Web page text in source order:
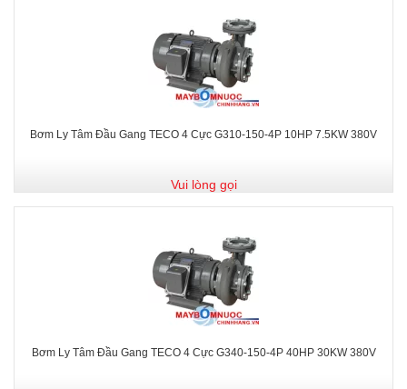
Bơm Ly Tâm Đầu Gang TECO 4 Cực G310-150-4P 10HP 7.5KW 380V
Vui lòng gọi
Bơm Ly Tâm Đầu Gang TECO 4 Cực G340-150-4P 40HP 30KW 380V